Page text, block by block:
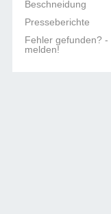
Beschneidung
Presseberichte
Fehler gefunden? -
melden!